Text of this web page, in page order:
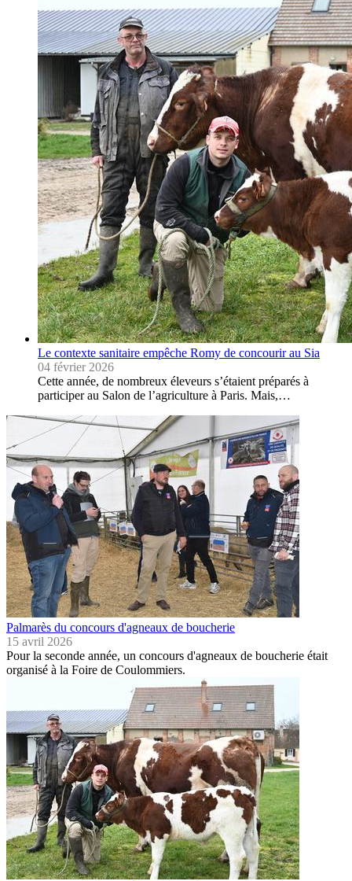
Le contexte sanitaire empêche Romy de concourir au Sia
04 février 2026
Cette année, de nombreux éleveurs s’étaient préparés à
participer au Salon de l’agriculture à Paris. Mais,…
Palmarès du concours d'agneaux de boucherie
15 avril 2026
Pour la seconde année, un concours d'agneaux de boucherie était
organisé à la Foire de Coulommiers.